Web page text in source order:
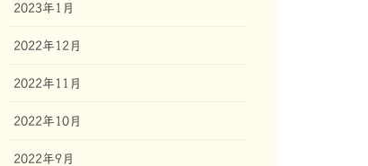
2023年1月
2022年12月
2022年11月
2022年10月
2022年9月